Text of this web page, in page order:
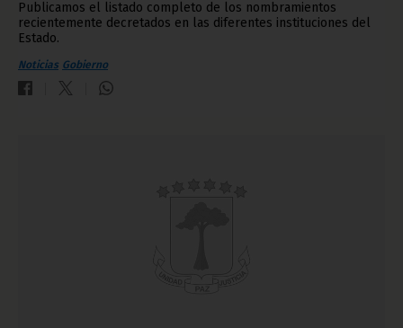
Publicamos el listado completo de los nombramientos
recientemente decretados en las diferentes instituciones del
Estado.
Noticias Gobierno